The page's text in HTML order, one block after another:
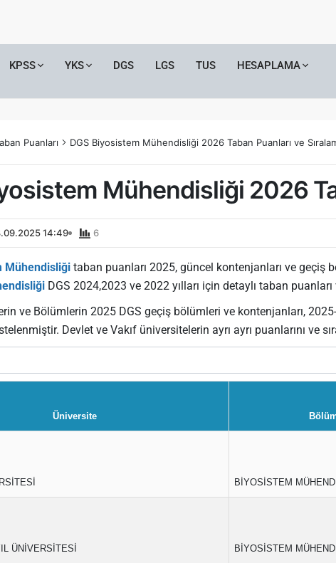
KPSS YKS DGS LGS TUS HESAPLAMA
Puanları DGS Biyosistem Mühendisliği 2026 Taban Puanları ve
Mühendisliği 2026
14:49 6
Mühendisliği taban puanları 2025, güncel kontenjanları ve geçiş
DGS 2024,2023 ve 2022 yılları için detaylı taban
ve Bölümlerin 2025 DGS geçiş bölümleri ve kontenjanları,
Devlet ve Vakıf üniversitelerin ayrı ayrı puanlarını ve
Üniversite
BİYOSİSTEM
ÜNİVERSİTESİ BİYOSİSTEM